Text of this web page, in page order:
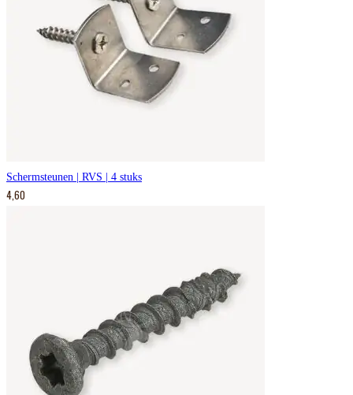
Schermsteunen | RVS | 4 stuks
4,60